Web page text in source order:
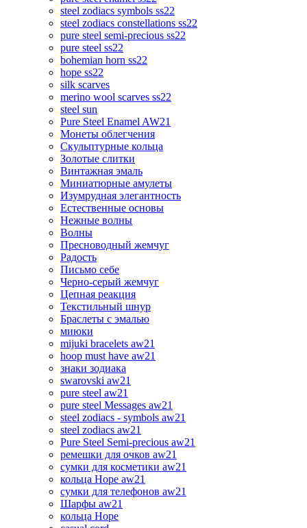
steel zodiacs symbols ss22
steel zodiacs constellations ss22
pure steel semi-precious ss22
pure steel ss22
bohemian horn ss22
hope ss22
silk scarves
merino wool scarves ss22
steel sun
Pure Steel Enamel AW21
Монеты облегчения
Скульптурные кольца
Золотые слитки
Винтажная эмаль
Миниатюрные амулеты
Изумрудная элегантность
Естественные основы
Нежные волны
Волны
Пресноводный жемчуг
Радость
Письмо себе
Черно-серый жемчуг
Цепная реакция
Текстильный шнур
Браслеты с эмалью
миюки
mijuki bracelets aw21
hoop must have aw21
знаки зодиака
swarovski aw21
pure steel aw21
pure steel Messages aw21
steel zodiacs - symbols aw21
steel zodiacs aw21
Pure Steel Semi-precious aw21
ремешки для очков aw21
сумки для косметики aw21
кольца Hope aw21
сумки для телефонов aw21
Шарфы aw21
кольца Hope